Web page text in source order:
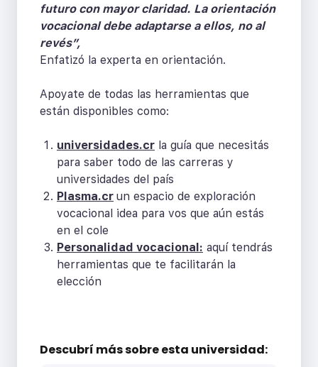
futuro con mayor claridad. La orientación
vocacional debe adaptarse a ellos, no al
revés”,
Enfatizó la experta en orientación.
Apoyate de todas las herramientas que
están disponibles como:
universidades.cr la guía que necesitás
para saber todo de las carreras y
universidades del país
Plasma.cr un espacio de exploración
vocacional idea para vos que aún estás
en el cole
Personalidad vocacional: aquí tendrás
herramientas que te facilitarán la
elección
Descubrí más sobreesta universidad: